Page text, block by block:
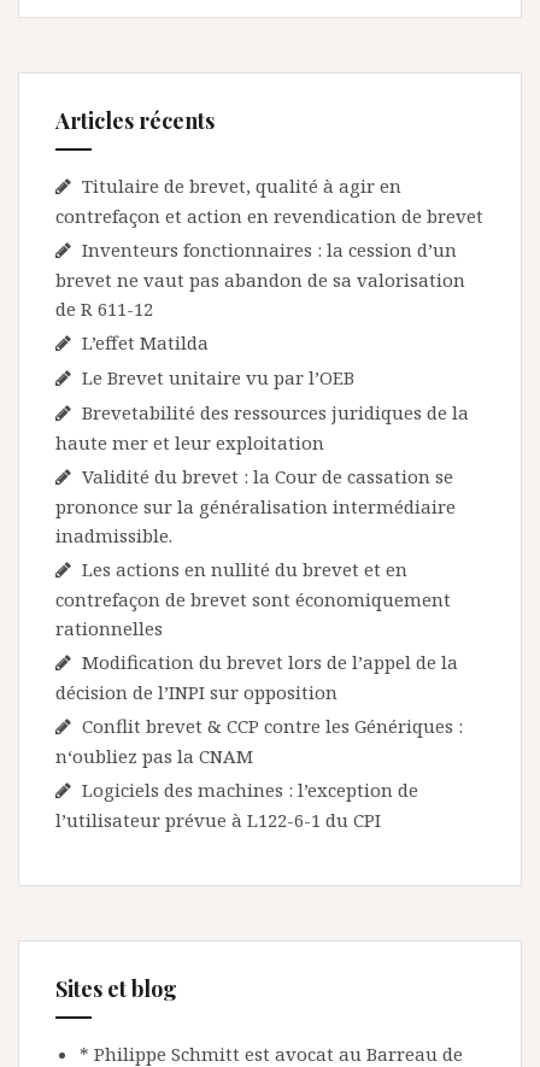
Articles récents
Titulaire de brevet, qualité à agir en
contrefaçon et action en revendication de brevet
Inventeurs fonctionnaires : la cession d’un
brevet ne vaut pas abandon de sa valorisation
de R 611-12
L’effet Matilda
Le Brevet unitaire vu par l’OEB
Brevetabilité des ressources juridiques de la
haute mer et leur exploitation
Validité du brevet : la Cour de cassation se
prononce sur la généralisation intermédiaire
inadmissible.
Les actions en nullité du brevet et en
contrefaçon de brevet sont économiquement
rationnelles
Modification du brevet lors de l’appel de la
décision de l’INPI sur opposition
Conflit brevet & CCP contre les Génériques :
n‘oubliez pas la CNAM
Logiciels des machines : l’exception de
l’utilisateur prévue à L122-6-1 du CPI
Sites et blog
* Philippe Schmitt est avocat au Barreau de